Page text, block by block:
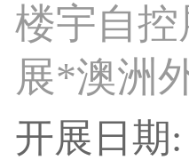
楼宇自控
展*澳洲
5月展出
开展日期